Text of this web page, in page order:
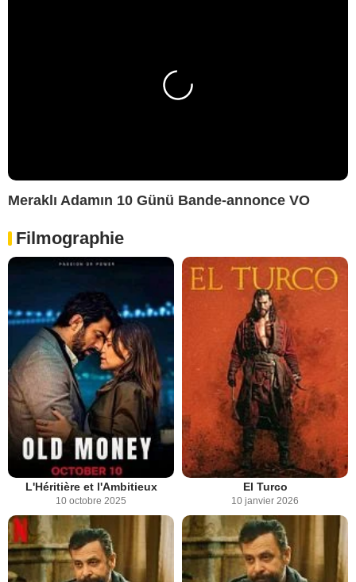
Meraklı Adamın 10 Günü Bande-annonce VO
Filmographie
L'Héritière et l'Ambitieux
10 octobre 2025
El Turco
10 janvier 2026